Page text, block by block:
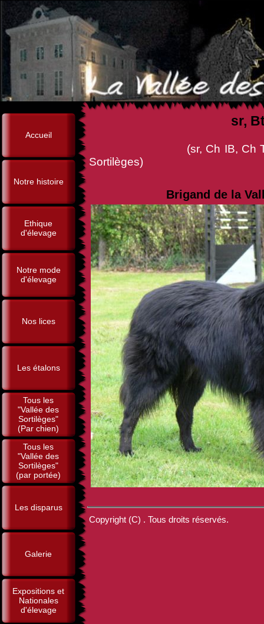
Accueil
Notre histoire
Ethique
d'élevage
Notre mode
d'élevage
Nos lices
Les étalons
Tous les
"Vallée des
Sortilèges"
(Par chien)
Tous les
"Vallée des
Sortilèges"
(par portée)
Les disparus
Galerie
Expositions et
Nationales
d'élevage
sr,
(sr, Ch IB, Ch Tr,
Sortilèges)
Brigand de la
Copyright (C) . Tous droits réservés.